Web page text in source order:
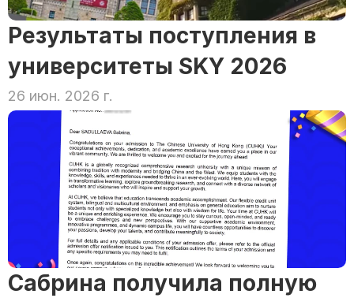
Результаты поступления в
университеты SKY 2026
26 июн. 2026 г.
Сабрина получила полную